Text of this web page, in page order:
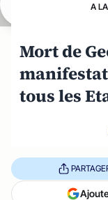
A
Mort de
tous les